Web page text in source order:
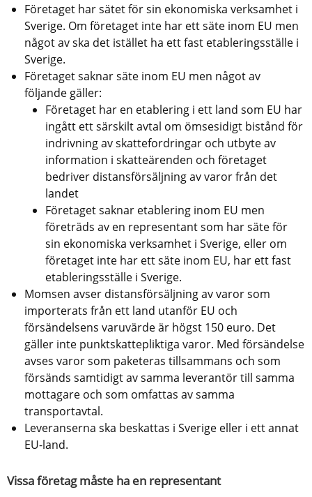
Företaget har sätet för sin ekonomiska verksamhet i
Sverige. Om företaget inte har ett säte inom EU men
något av ska det istället ha ett fast etableringsställe i
Sverige.
Företaget saknar säte inom EU men något av
följande gäller:
Företaget har en etablering i ett land som EU har
ingått ett särskilt avtal om ömsesidigt bistånd för
indrivning av skattefordringar och utbyte av
information i skatteärenden och företaget
bedriver distansförsäljning av varor från det
landet
Företaget saknar etablering inom EU men
företräds av en representant som har säte för
sin ekonomiska verksamhet i Sverige, eller om
företaget inte har ett säte inom EU, har ett fast
etableringsställe i Sverige.
Momsen avser distansförsäljning av varor som
importerats från ett land utanför EU och
försändelsens varuvärde är högst 150 euro. Det
gäller inte punktskattepliktiga varor. Med försändelse
avses varor som paketeras tillsammans och som
försänds samtidigt av samma leverantör till samma
mottagare och som omfattas av samma
transportavtal.
Leveranserna ska beskattas i Sverige eller i ett annat
EU-land.
Vissa företag måste ha en representant